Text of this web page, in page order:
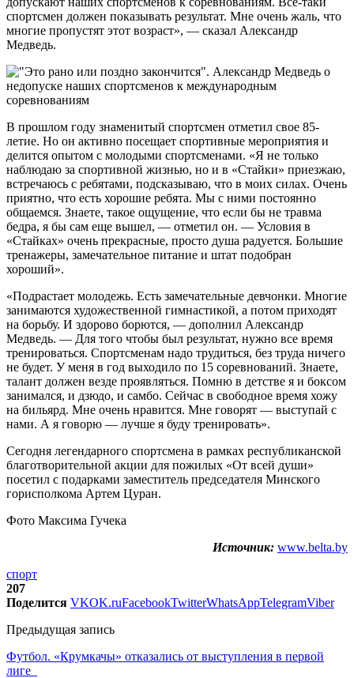
спортсмен должен показывать результат. Мне очень жаль, что
многие пропустят этот возраст», — сказал Александр
Медведь.
В прошлом году знаменитый спортсмен отметил свое 85-
летие. Но он активно посещает спортивные мероприятия и
делится опытом с молодыми спортсменами. «Я не только
наблюдаю за спортивной жизнью, но и в «Стайки» приезжаю,
встречаюсь с ребятами, подсказываю, что в моих силах. Очень
приятно, что есть хорошие ребята. Мы с ними постоянно
общаемся. Знаете, такое ощущение, что если бы не травма
бедра, я бы сам еще вышел, — отметил он. — Условия в
«Стайках» очень прекрасные, просто душа радуется. Большие
тренажеры, замечательное питание и штат подобран
хороший».
«Подрастает молодежь. Есть замечательные девчонки. Многие
занимаются художественной гимнастикой, а потом приходят
на борьбу. И здорово борются, — дополнил Александр
Медведь. — Для того чтобы был результат, нужно все время
тренироваться. Спортсменам надо трудиться, без труда ничего
не будет. У меня в год выходило по 15 соревнований. Знаете,
талант должен везде проявляться. Помню в детстве я и боксом
занимался, и дзюдо, и самбо. Сейчас в свободное время хожу
на бильярд. Мне очень нравится. Мне говорят — выступай с
нами. А я говорю — лучше я буду тренировать».
Сегодня легендарного спортсмена в рамках республиканской
благотворительной акции для пожилых «От всей души»
посетил с подарками заместитель председателя Минского
горисполкома Артем Цуран.
Фото Максима Гучека
Источник: www.belta.by
спорт
207
Поделится VKOK.ruFacebookTwitterWhatsAppTelegramViber
Предыдущая запись
Футбол. «Крумкачы» отказались от выступления в первой
лиге